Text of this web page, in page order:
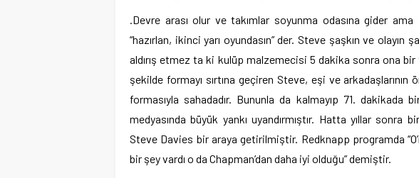
.Devre arası olur ve takımlar soyunma odasına gider ama
“hazırlan, ikinci yarı oyundasın” der. Steve şaşkın ve
aldırış etmez ta ki kulüp malzemecisi 5 dakika sonra ona
şekilde formayı sırtına geçiren Steve, eşi ve arkadaşlarının
formasıyla sahadadır. Bununla da kalmayıp 71. dakikada
medyasında büyük yankı uyandırmıştır. Hatta yıllar sonra
Steve Davies bir araya getirilmiştir. Redknapp programda
bir şey vardı o da Chapman’dan daha iyi olduğu” demiştir.